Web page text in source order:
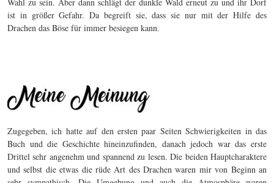
ist in größer Gefahr. Da begreift sie, dass sie nur mit der Hilfe des
Drachen das Böse für immer besiegen kann.
Zugegeben, ich hatte auf den ersten paar Seiten Schwierigkeiten in das
Buch und die Geschichte hineinzufinden, danach jedoch war das erste
Drittel sehr angenehm und spannend zu lesen. Die beiden Hauptcharaktere
und selbst die etwas die rüde Art des Drachen waren mir von Beginn an